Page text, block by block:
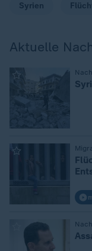
Syrien
Aktuelle
: